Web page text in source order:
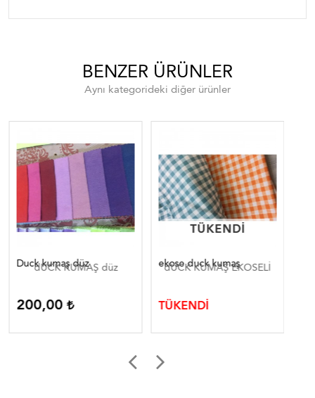
BENZER ÜRÜNLER
Aynı kategorideki diğer ürünler
Duck kumaş düz
dUCK KUMAŞ düz
200,00
TÜKENDI
TÜKENDI
ekose duck kumaş
dUCK KUMAŞ EKOSELİ
TÜKENDİ